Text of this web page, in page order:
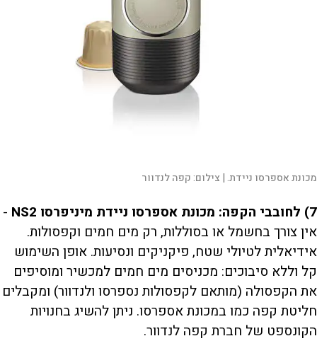
מכונת אספרסו ניידת. | צילום:קפה לנדוור
7) לחובבי הקפה: מכונת אספרסו ניידת מיניפרסו NS2
-
אין צורך בחשמל או בסוללות, רק מים חמים וקפסולות.
אידיאלית לטיולי שטח, פיקניקים ונסיעות. אופן השימוש
קל וללא סיבוכים: מכניסים מים חמים למכשיר ומוסיפים
את הקפסולה (מותאם לקפסולות נספרסו ולנדוור) ומקבלים
חליטת קפה כמו במכונת אספרסו. ניתן להשיג בחנויות
הקונספט של חברת קפה לנדוור.